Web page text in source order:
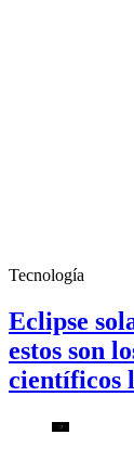
Tecnología
Eclipse
estos son
científicos